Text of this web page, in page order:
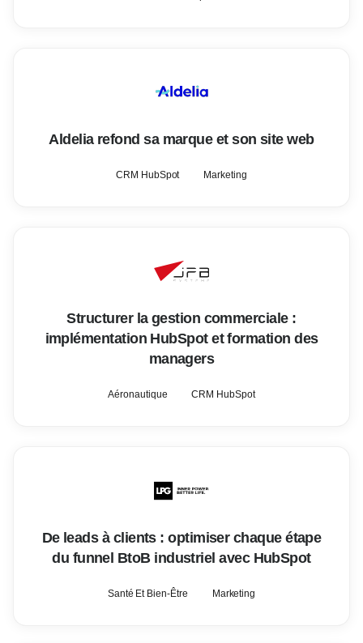
Aldelia refond sa marque et son site web
CRM HubSpot Marketing
Structurer la gestion commerciale :
implémentation HubSpot et formation des
managers
Aéronautique CRM HubSpot
De leads à clients : optimiser chaque étape
du funnel BtoB industriel avec HubSpot
Santé Et Bien-Être Marketing